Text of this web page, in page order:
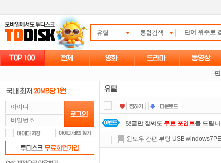
유틸 통합검색
댓글만 잘써도 무료 포인트를 드립
스마트TV로 투디스크영화,드라마,
윈도우 간편 부팅 USB